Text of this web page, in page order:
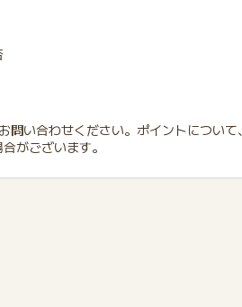
問い合わせください。ポイントについて、
がございます。